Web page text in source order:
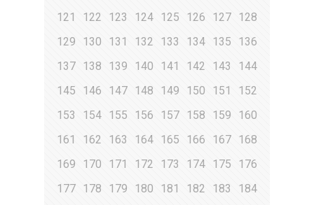
121
122 123 124 125 126 127 128
129
130 131 132 133 134 135
136
137 138 139 140 141 142 143
144
145
146 147 148 149 150 151
152
153
154 155 156 157 158 159
160
161
162 163 164 165 166 167 168
169
170 171 172 173 174 175
176
177 178 179 180 181 182 183
184